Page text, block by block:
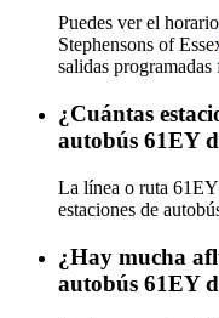
Puedes ver el
Stephensons of
salidas
¿Cuántas
autobús 61EY
La línea o ruta
estaciones de
¿Hay mucha
autobús 61EY